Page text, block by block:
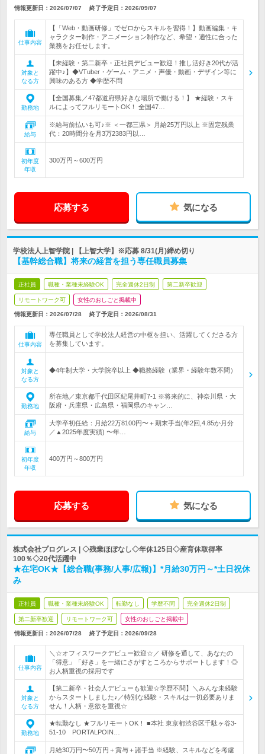
情報更新日：2026/07/07 終了予定日：2026/09/07
仕事内容
【「Web・動画研修」でゼロからスキルを習得！】動画編集・キ
ャラクター制作・アニメーション制作など、希望・適性に合った
業務をお任せします。
対象と
なる方
【未経験・第二新卒・正社員デビュー歓迎！推し活好き20代が活
躍中♪】◆VTuber・ゲーム・アニメ・声優・動画・デザイン等に
興味のある方 ◆学歴不問
勤務地
【全国募集／47都道府県好きな場所で働ける！】 ★経験・スキ
ルによってフルリモートOK！ 全国47…
給与
※給与前払いも可♪※ ＜一都三県＞ 月給25万円以上 ※固定残業
代：20時間分を月3万2383円以…
初年度
年収
300万円～600万円
応募する 気になる
学校法人上智学院 | 【上智大学】※応募 8/31(月)締め切り
【基幹総合職】将来の経営を担う専任職員募集
正社員 職種・業種未経験OK 完全週休2日制 第二新卒歓迎
リモートワーク可 女性のおしごと掲載中
情報更新日：2026/07/28 終了予定日：2026/08/31
仕事内容
専任職員として学校法人経営の中枢を担い、活躍してくださる方
を募集しています。
対象と
なる方
◆4年制大学・大学院卒以上 ◆職務経験（業界・経験年数不問）
勤務地
所在地／東京都千代田区紀尾井町7-1 ※将来的に、神奈川県・大
阪府・兵庫県・広島県・福岡県のキャン…
給与
大学卒初任給：月給22万8100円〜＋期末手当(年2回,4.85か月分
／▲2025年度実績) 〜年…
初年度
年収
400万円～800万円
応募する 気になる
株式会社プログレス | ◇残業ほぼなし◇年休125日◇産育休取得率
100％◇20代活躍中
★在宅OK★【総合職(事務/人事/広報)】*月給30万円～*土日祝休
み
正社員 職種・業種未経験OK 転勤なし 学歴不問 完全週休2日制
第二新卒歓迎 リモートワーク可 女性のおしごと掲載中
情報更新日：2026/07/28 終了予定日：2026/09/28
仕事内容
＼☆オフィスワークデビュー歓迎☆／ 研修を通して、あなたの
「得意」「好き」を一緒にさがすところからサポートします！◎
お人柄重視の採用です
対象と
なる方
【第二新卒・社会人デビューも歓迎☆学歴不問】＼みんな未経験
からスタートしました♪／特別な経験・スキルは一切必要ありま
せん！人柄・意欲を重視☆
勤務地
★転勤なし ★フルリモートOK！ ■本社 東京都渋谷区千駄ヶ谷3-
51-10 PORTALPOIN…
月給30万円〜50万円＋賞与＋諸手当 ※経験、スキルなどを考慮